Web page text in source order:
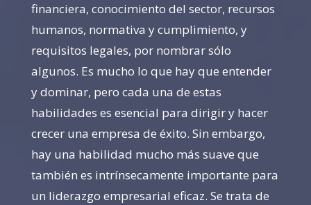
financiera, conocimiento del sector, recursos
humanos, normativa y cumplimiento, y
requisitos legales, por nombrar sólo
algunos. Es mucho lo que hay que entender
y dominar, pero cada una de estas
habilidades es esencial para dirigir y hacer
crecer una empresa de éxito. Sin embargo,
hay una habilidad mucho más suave que
también es intrínsecamente importante para
un liderazgo empresarial eficaz. Se trata de